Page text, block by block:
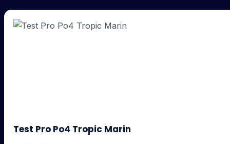
Test Pro Po4 Tropic Marin